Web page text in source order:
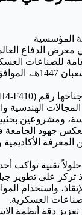
المؤسسية
للصناعات
ومشروعين
يعكس جهود
المعرفة
تقنية تواكب
تركز على تطوير
واستخدام
العسكرية.
تعزيز دقة أنظمة